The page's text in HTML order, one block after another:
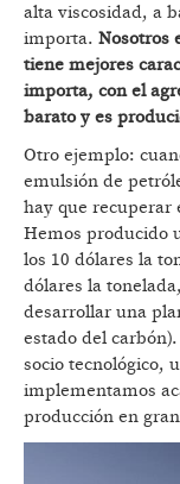
alta viscosidad, a
importa. Nosotros
tiene mejores
importa, con el
barato y es
Otro ejemplo:
emulsión de
hay que recuperar
Hemos producido
los 10 dólares la
dólares la
desarrollar una
estado del
socio tecnológico,
implementamos
producción en